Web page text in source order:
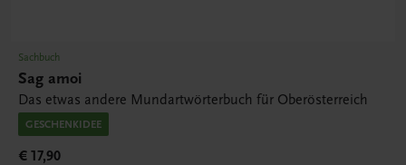
Sachbuch
Sag amoi
Das etwas andere Mundartwörterbuch für Oberösterreich
GESCHENKIDEE
€ 17,90